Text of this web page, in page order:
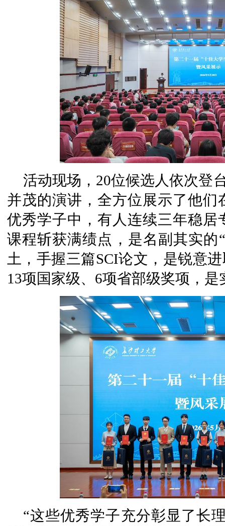
活动现场，20位候选人依次登
并茂的演讲，全方位展示了他
优秀学子中，有人连续三年稳居
课程斩获满绩点，是名副其实的
土，手握三篇SCI论文，是锐意
13项国家级、6项省部级奖项，
“这些优秀学子充分彰显了长